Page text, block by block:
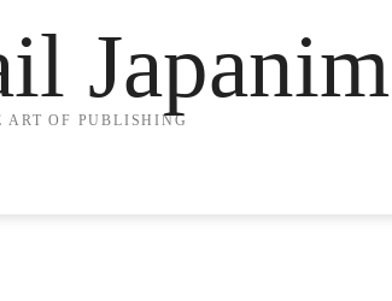
ART OF PUBLISHING